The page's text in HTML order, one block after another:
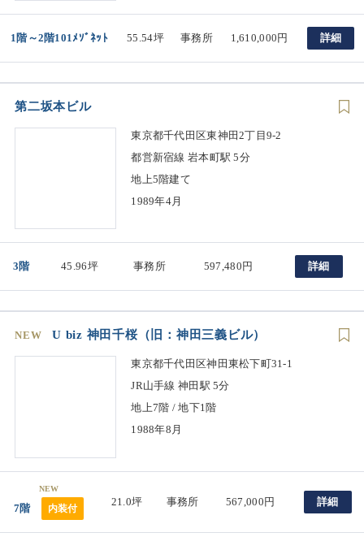
1階～2階101ﾒｿﾞﾈｯﾄ 55.54坪 事務所 1,610,000円 詳細
第二坂本ビル
東京都千代田区東神田2丁目9-2
都営新宿線 岩本町駅 5分
地上5階建て
1989年4月
3階 45.96坪 事務所 597,480円 詳細
NEW U biz 神田千桜（旧：神田三義ビル）
東京都千代田区神田東松下町31-1
JR山手線 神田駅 5分
地上7階 / 地下1階
1988年8月
NEW
7階 内装付
21.0坪 事務所 567,000円 詳細